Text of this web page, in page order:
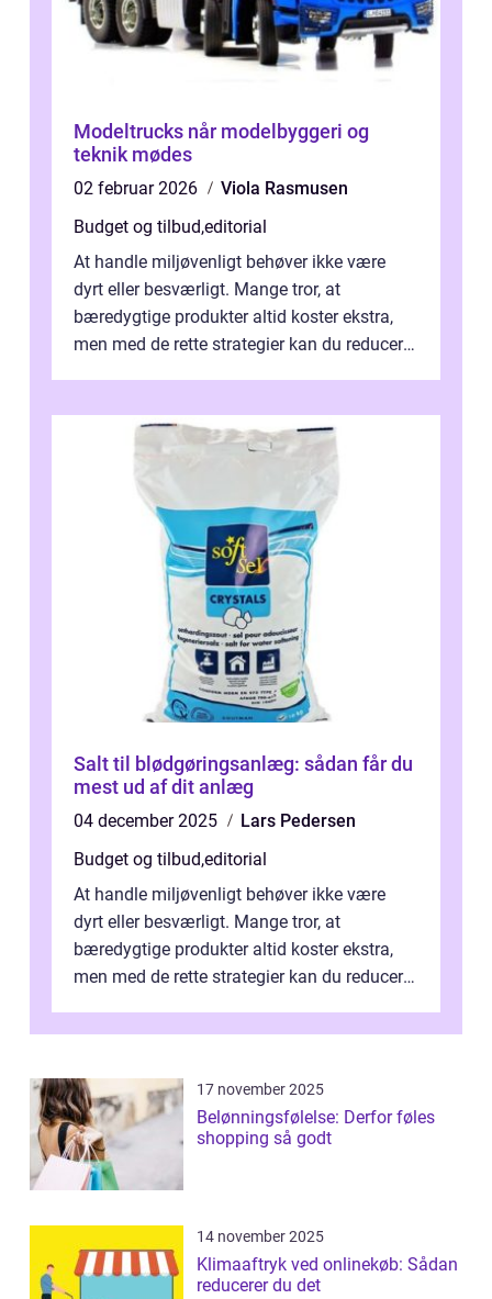
Modeltrucks når modelbyggeri og
teknik mødes
02 februar 2026
Viola Rasmusen
Budget og tilbud,editorial
At handle miljøvenligt behøver ikke være
dyrt eller besværligt. Mange tror, at
bæredygtige produkter altid koster ekstra,
men med de rette strategier kan du reducere
Salt til blødgøringsanlæg: sådan får du
mest ud af dit anlæg
04 december 2025
Lars Pedersen
Budget og tilbud,editorial
At handle miljøvenligt behøver ikke være
dyrt eller besværligt. Mange tror, at
bæredygtige produkter altid koster ekstra,
men med de rette strategier kan du reducere
17 november 2025
Belønningsfølelse: Derfor føles
shopping så godt
14 november 2025
Klimaaftryk ved onlinekøb: Sådan
reducerer du det